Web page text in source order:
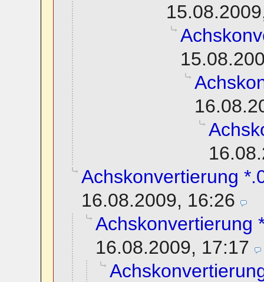
Achskonvertierung
16.08.2009, 16:26
Achskonvertierung
16.08.2009, 17:17